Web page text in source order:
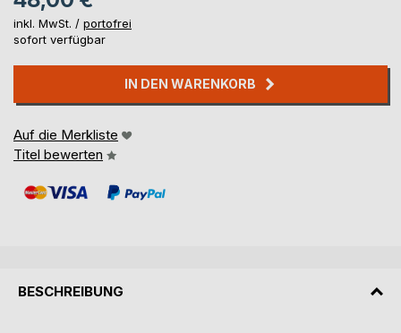
inkl. MwSt. / portofrei
sofort verfügbar
IN DEN WARENKORB
Auf die Merkliste
Titel bewerten
BESCHREIBUNG